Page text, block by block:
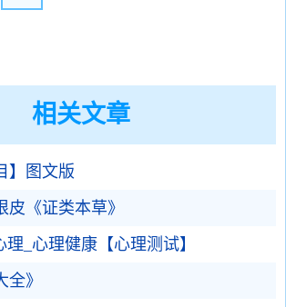
相关文章
】图文版
《证类本草》
理_心理健康【心理测试】
》